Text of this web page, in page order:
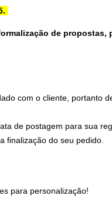
de
com o cliente, portanto
de postagem para sua
finalização do seu pedido.
para personalização!